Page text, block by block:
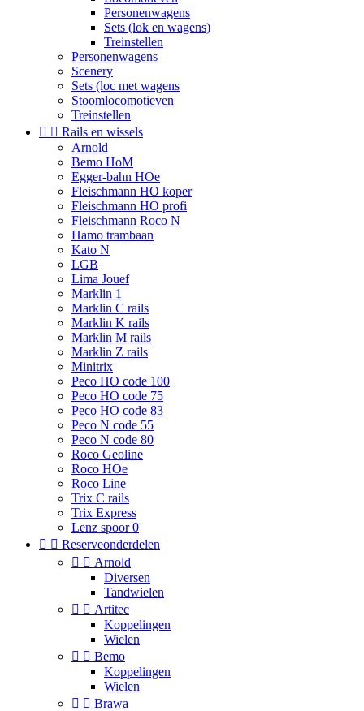
Personenwagens
Sets (lok en wagens)
Treinstellen
Personenwagens
Scenery
Sets (loc met wagens
Stoomlocomotieven
Treinstellen
  Rails en wissels
Arnold
Bemo HoM
Egger-bahn HOe
Fleischmann HO koper
Fleischmann HO profi
Fleischmann Roco N
Hamo trambaan
Kato N
LGB
Lima Jouef
Marklin 1
Marklin C rails
Marklin K rails
Marklin M rails
Marklin Z rails
Minitrix
Peco HO code 100
Peco HO code 75
Peco HO code 83
Peco N code 55
Peco N code 80
Roco Geoline
Roco HOe
Roco Line
Trix C rails
Trix Express
Lenz spoor 0
  Reserveonderdelen
  Arnold
Diversen
Tandwielen
  Artitec
Koppelingen
Wielen
  Bemo
Koppelingen
Wielen
  Brawa